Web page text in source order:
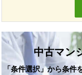
中古マン
「条件選択」から条